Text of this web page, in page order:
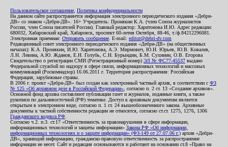
Пользовательское соглашение Политика конфиденциальности
На данном сайте распространяется информация электронного периодического издания «Дебри-
ДВ» со знаком «Дебри-ДВ». 16+ Учредитель: Пронякин К.А. (член Союза журналистов
России, член Союза писателей России). Главный редактор: Харитонова И.Ю. Адрес редакции:
680032, Хабаровский край, Хабаровск, проспект 60-летия Октября, 88-46, т./ф.84212296081.
Электронная приемная: Отправить сообщение . E-mail: editor@debri-dv.com
Редакционный совет электронного периодического издания «Дебри-ДВ» (на общественных
началах): К.А. Пронякин, И.Ю. Харитонова, А.Э. Мирмович, Ю.Н. Юрьев, Ю.В. Ковалев,
Л.Н. Левина, А.Ю. Жданов, Е.Н. Голубь, С.Н. Бурындин, Б.М. Сухинин, О.В. Егорова
Свидетельство о регистрации СМИ (Регистрационный номер) ЭЛ № ФС77-45537 выдано
Федеральной службой по надзору в сфере связи, информационных технологий и массовых
коммуникаций (Роскомнадзор) 16.06.2011 г. Территория распространения: Российская
Федерация, зарубежные страны.
В 2006 г. проект «Дебри-ДВ» был создан как электронный частный архив, в соответствии с ФЗ
№ 125 «Об архивном деле в Российской Федерации» , согласно п. 2 ст. 13 «Создание архивов».
Основной фонд архива составляют публикации газет и журналов, изданные книги, а также
рукописи по дальневосточной (РФ) тематике. Доступ к архивным документам является
открытым в электронном виде, согласно п. 1 ст. 24 вышеобозначенного закона. Архивные
документы к частной собственности редакции не относятся, согласно ст.ст. 1275, 1276, 1306
Гражданского кодекса РФ
Согласно ч.2. п.3. ст.17 «Ответственность за правонарушения в сфере информации,
информационных технологий и защиты информации» Закона РФ «Об информации,
информационных технологиях и о защите информации» (ФЗ-149 от 27.07.06 г.) архив «Дебри-
ДВ», хранящий информацию, гражданско-правовую ответственность за распространение
информации не несет. Сайт и редакция основываются и работают на основании ст.8 «Право на